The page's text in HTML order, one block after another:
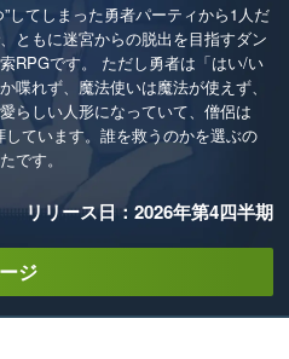
”してしまった勇者パーティから1人だ
ともに迷宮からの脱出を目指すダン
RPGです。 ただし勇者は「はい/い
喋れず、魔法使いは魔法が使えず、
らしい人形になっていて、僧侶は
ています。誰を救うのかを選ぶの
です。
リリース日：2026年第4四半期
ジ